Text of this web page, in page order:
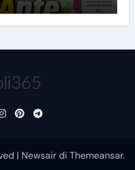
| Newsairdi Themeansar.